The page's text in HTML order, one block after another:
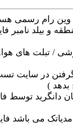
وین رام رسمی
و بیلد نامبر
/ تبلت های
گرفتن در
بدهد )
دانگرید توسط
مدیاتک می باشد